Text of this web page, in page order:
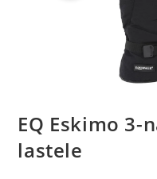
EQ Eskimo
lastele